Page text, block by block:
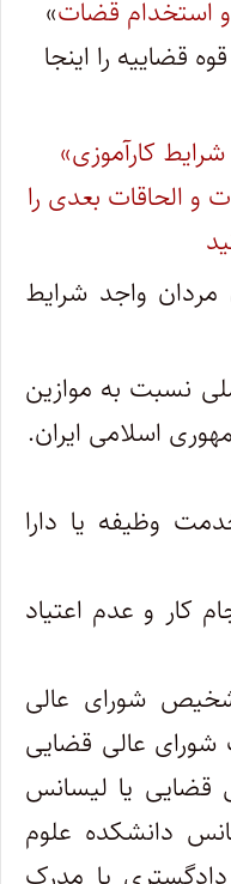
استخدام قضات»
۲۶ رئیس قوه قضاییه را اینجا
کارآموزی»
اصلاحات و الحاقات بعدی را
واجد شرایط
نسبت به موازین
اسلامی ایران.
وظیفه یا دارا
کار و عدم اعتیاد
شورای عالی
شورای عالی قضایی
قضایی یا لیسانس
دانشکده علوم